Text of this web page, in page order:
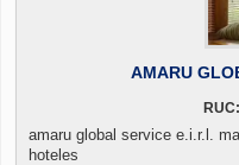
AMARU
amaru global service e.i.r.l.
hoteles